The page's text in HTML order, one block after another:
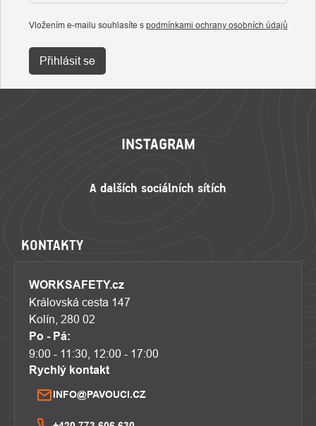
Vložením e-mailu souhlasíte s podmínkami ochrany osobních údajů
Přihlásit se
INSTAGRAM
KONTAKTY
WORKSAFETY.cz
Královská cesta 147
Kolín, 280 02
Po - Pá:
9:00 - 11:30, 12:00 - 17:00
Rychlý kontakt
INFO@PAVOUCI.CZ